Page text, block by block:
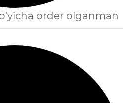
order olganman